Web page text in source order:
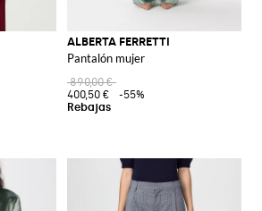
ALBERTA FERRETTI
Pantalón mujer
890,00 €
400,50 €
-55%